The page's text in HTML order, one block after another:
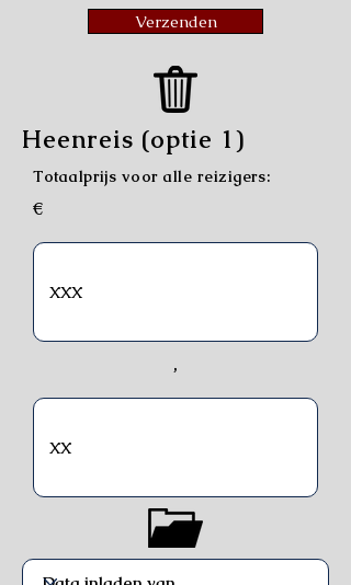
Verzenden
Heenreis (optie 1)
Totaalprijs voor alle reizigers:
€
,